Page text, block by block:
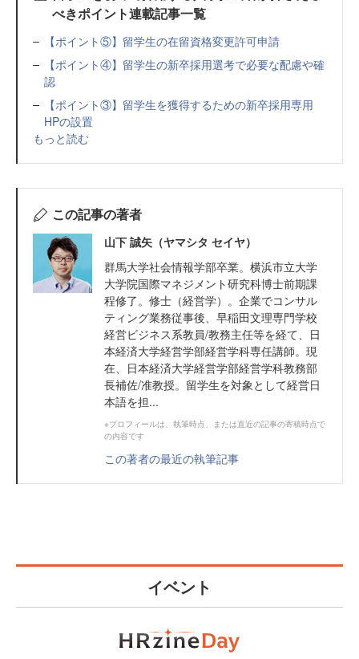
べきポイント連載記事一覧
【ポイント⑤】留学生の在留資格変更許可申請
【ポイント④】留学生の新卒採用選考で必要な配慮や確
認
【ポイント③】留学生を獲得するための新卒採用専用
HPの設置
もっと読む
この記事の著者
山下 誠矢（ヤマシタ セイヤ）
群馬大学社会情報学部卒業。横浜市立大学
大学院国際マネジメント研究科博士前期課
程修了。修士（経営学）。企業でコンサル
ティング業務従事後、早稲田文理専門学校
経営ビジネス系教員/教務主任等を経て、日
本経済大学経営学部経営学科専任講師。現
在、日本経済大学経営学部経営学科教務部
長補佐/准教授。留学生を対象として経営日
本語を担...
※プロフィールは、執筆時点、または直近の記事の寄稿時点で
の内容です
この著者の最近の執筆記事
イベント